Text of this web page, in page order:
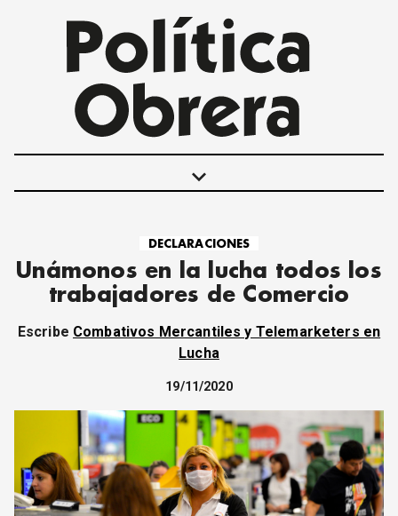
keyboard_arrow_down
POLÍTICAS
INTERNACIONALES
MOVIMIENTO OBRERO
ECONOMÍA
SOCIEDAD Y CULTURA
JUVENTUD
CORREO DE LECTORES
DEBATE
ARCHIVO
DECLARACIONES
OPINIÓN
DECLARACIONES
Unámonos en la lucha todos los
trabajadores de Comercio
Escribe Combativos Mercantiles y Telemarketers en
Lucha
19/11/2020